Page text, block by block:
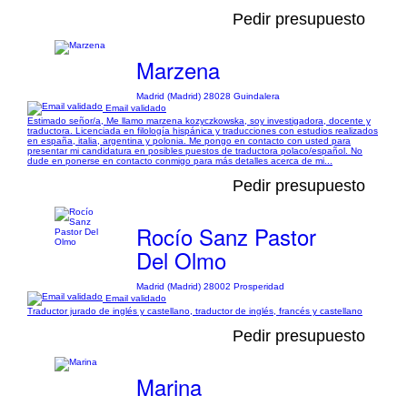
Pedir presupuesto
Marzena
Madrid (Madrid) 28028 Guindalera
Email validado
Estimado señor/a, Me llamo marzena kozyczkowska, soy investigadora, docente y
traductora. Licenciada en filología hispánica y traducciones con estudios realizados
en españa, italia, argentina y polonia. Me pongo en contacto con usted para
presentar mi candidatura en posibles puestos de traductora polaco/español. No
dude en ponerse en contacto conmigo para más detalles acerca de mi...
Pedir presupuesto
Rocío Sanz Pastor
Del Olmo
Madrid (Madrid) 28002 Prosperidad
Email validado
Traductor jurado de inglés y castellano, traductor de inglés, francés y castellano
Pedir presupuesto
Marina